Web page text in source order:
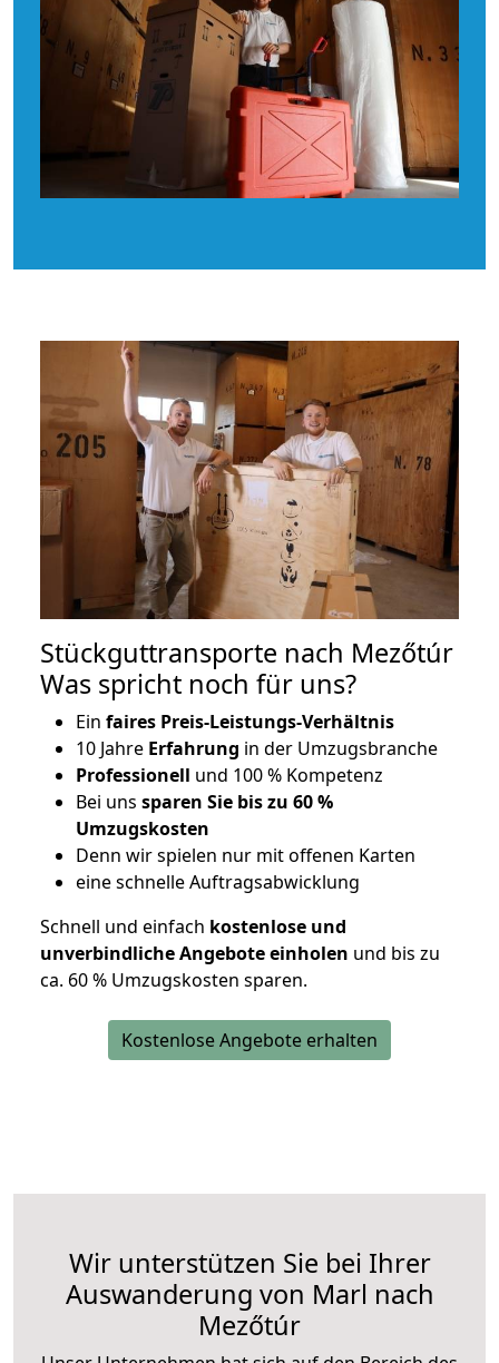
Stückguttransporte nach Mezőtúr
Was spricht noch für uns?
Ein faires Preis-Leistungs-Verhältnis
10 Jahre Erfahrung in der Umzugsbranche
Professionell und 100 % Kompetenz
Bei uns sparen Sie bis zu 60 %
Umzugskosten
Denn wir spielen nur mit offenen Karten
eine schnelle Auftragsabwicklung
Schnell und einfach kostenlose und
unverbindliche Angebote einholen und bis zu
ca. 60 % Umzugskosten sparen.
Kostenlose Angebote erhalten
Wir unterstützen Sie bei Ihrer
Auswanderung von Marl nach
Mezőtúr